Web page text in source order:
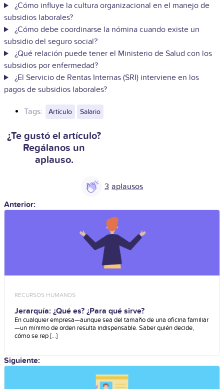
¿Cómo influye la cultura organizacional en el manejo de
subsidios laborales?
¿Cómo debe coordinarse la nómina cuando existe un
subsidio del seguro social?
¿Qué relación puede tener el Ministerio de Salud con los
subsidios por enfermedad?
¿El Servicio de Rentas Internas (SRI) interviene en los
pagos de subsidios laborales?
Tags: Artículo Salario
¿Te gustó el artículo?
Regálanos un
aplauso.
3
Anterior:
RECURSOS HUMANOS
Jerarquía: ¿Qué es? ¿Para qué sirve?
En cualquier empresa—aunque sea del tamaño de una oficina familiar
—un mínimo de orden resulta indispensable. Saber quién decide,
cómo se rep [...]
Siguiente: